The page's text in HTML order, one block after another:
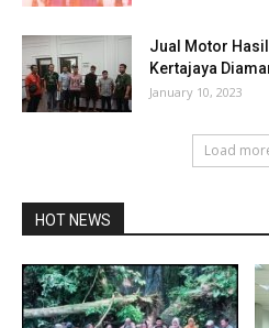
Jual Motor
Kertajaya
January 10, 2023
Load
HOT NEWS